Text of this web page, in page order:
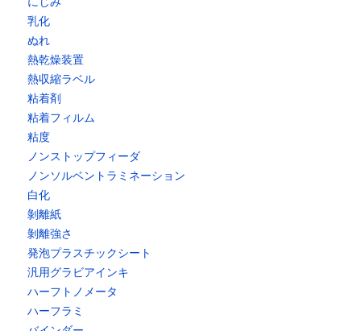
乳化
ぬれ
熱乾燥装置
熱収縮ラベル
粘着剤
粘着フィルム
粘度
ノンストップフィーダ
ノンソルベントラミネーション
白化
剝離紙
剝離強さ
発泡プラスチックシート
汎用グラビアインキ
ハーフトノメータ
ハーフラミ